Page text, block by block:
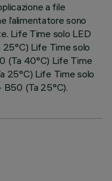
a file
l’alimentatore sono
Life Time solo LED
Life Time solo
(Ta 40°C) Life Time
25°C) Life Time solo
B50 (Ta 25°C).